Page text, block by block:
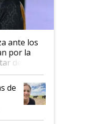
ante los
por la
dejó de
un
de